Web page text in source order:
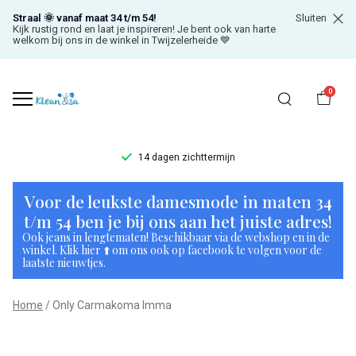
Straal 🌞 vanaf maat 34 t/m 54!
Kijk rustig rond en laat je inspireren! Je bent ook van harte
welkom bij ons in de winkel in Twijzelerheide 💙
Sluiten
0
14 dagen zichttermijn
Only
Carmakoma
Imma
-
Klean
Voor de leukste damesmode in maten 34
t/m 54 ben je bij ons aan het juiste adres!
Ook jeans in lengtematen! Beschikbaar via de webshop en in de
winkel. Klik hier ⬆️ om ons ook op facebook te volgen voor de
laatste nieuwtjes.
Home Only Carmakoma Imma